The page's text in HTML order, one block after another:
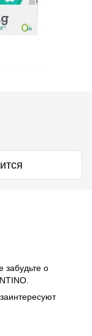
забудьте о